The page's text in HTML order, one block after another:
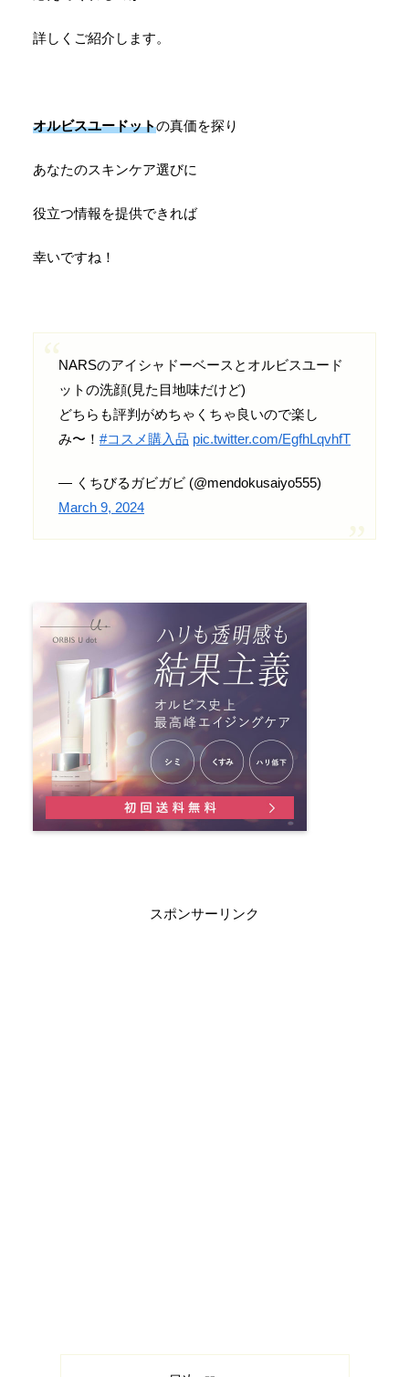
詳しくご紹介します。
オルビスユードットの真価を探り
あなたのスキンケア選びに
役立つ情報を提供できれば
幸いですね！
NARSのアイシャドーベースとオルビスユード
ットの洗顔(見た目地味だけど)
どちらも評判がめちゃくちゃ良いので楽し
み〜！ #コスメ購入品 pic.twitter.com/EgfhLqvhfT
— くちびるガビガビ (@mendokusaiyo555)
March 9, 2024
スポンサーリンク